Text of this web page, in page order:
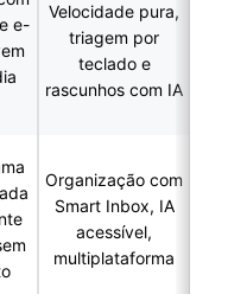
e-
Velocidade pura,
triagem por
teclado e
rascunhos com IA
Organização com
Smart Inbox, IA
acessível,
multiplataforma